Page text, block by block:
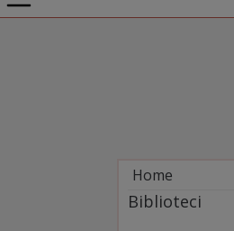
Home
Tema săptămînii
Biblioteci